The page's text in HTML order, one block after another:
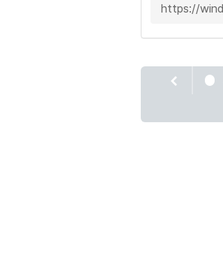
https://